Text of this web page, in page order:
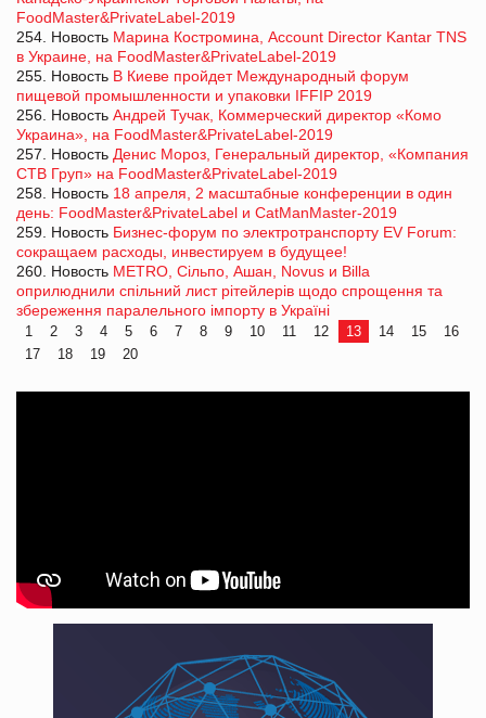
FoodMaster&PrivateLabel-2019
254. Новость Марина Костромина, Account Director Kantar TNS
в Украине, на FoodMaster&PrivateLabel-2019
255. Новость В Киеве пройдет Международный форум
пищевой промышленности и упаковки IFFIP 2019
256. Новость Андрей Тучак, Коммерческий директор «Комо
Украина», на FoodMaster&PrivateLabel-2019
257. Новость Денис Мороз, Генеральный директор, «Компания
СТВ Груп» на FoodMaster&PrivateLabel-2019
258. Новость 18 апреля, 2 масштабные конференции в один
день: FoodMaster&PrivateLabel и CatManMaster-2019
259. Новость Бизнес-форум по электротранспорту EV Forum:
сокращаем расходы, инвестируем в будущее!
260. Новость METRO, Сiльпо, Ашан, Novus и Billa
оприлюднили спільний лист рітейлерів щодо спрощення та
збереження паралельного імпорту в Україні
1 2 3 4 5 6 7 8 9 10 11 12 13 14 15
16
17
18 19 20